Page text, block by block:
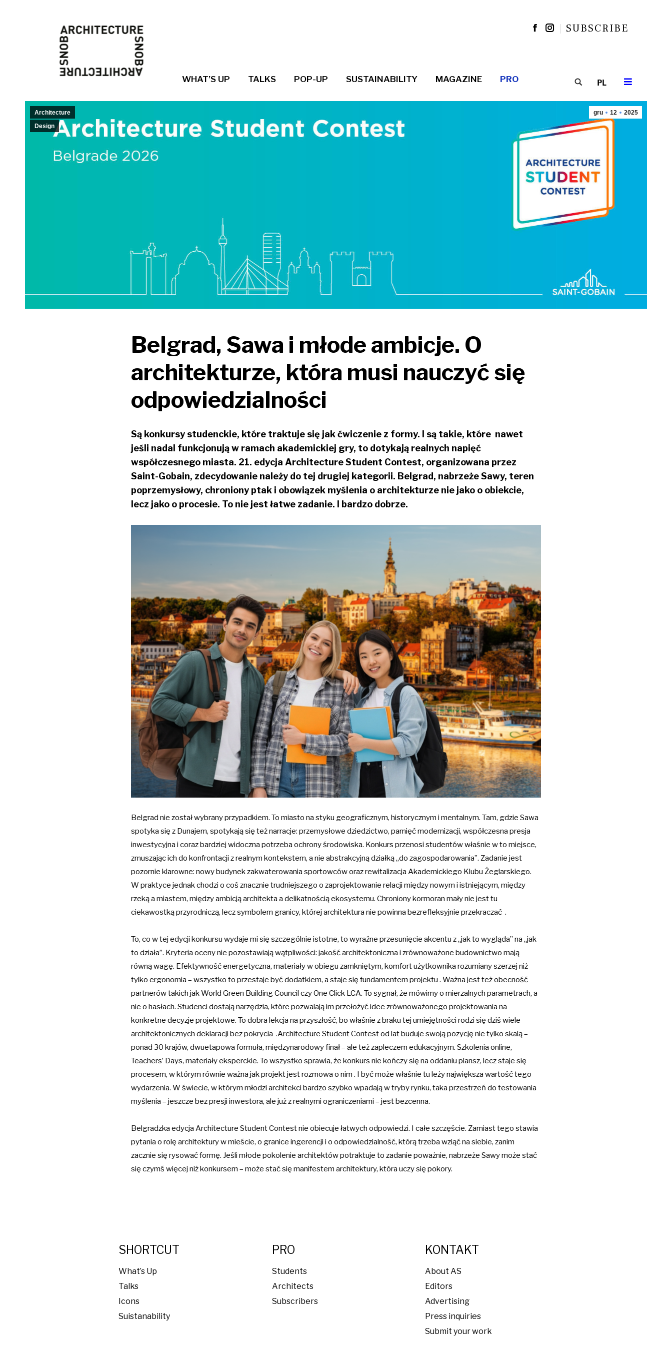
Facebook
InstagramSUBSCRIBE
WHAT’S UP TALKS POP-UP SUSTAINABILITY MAGAZINE PRO
Search:
gru 12 2025
Architecture
Design
Belgrad, Sawa i młode ambicje. O
architekturze, która musi nauczyć się
odpowiedzialności
Są konkursy studenckie, które traktuje się jak ćwiczenie z formy. I są takie, które nawet
jeśli nadal funkcjonują w ramach akademickiej gry, to dotykają realnych napięć
współczesnego miasta. 21. edycja Architecture Student Contest, organizowana przez
Saint-Gobain, zdecydowanie należy do tej drugiej kategorii. Belgrad, nabrzeże Sawy, teren
poprzemysłowy, chroniony ptak i obowiązek myślenia o architekturze nie jako o obiekcie,
lecz jako o procesie. To nie jest łatwe zadanie. I bardzo dobrze.
Belgrad nie został wybrany przypadkiem. To miasto na styku geograficznym, historycznym i mentalnym. Tam, gdzie Sawa
spotyka się z Dunajem, spotykają się też narracje: przemysłowe dziedzictwo, pamięć modernizacji, współczesna presja
inwestycyjna i coraz bardziej widoczna potrzeba ochrony środowiska. Konkurs przenosi studentów właśnie w to miejsce,
zmuszając ich do konfrontacji z realnym kontekstem, a nie abstrakcyjną działką „do zagospodarowania”. Zadanie jest
pozornie klarowne: nowy budynek zakwaterowania sportowców oraz rewitalizacja Akademickiego Klubu Żeglarskiego.
W praktyce jednak chodzi o coś znacznie trudniejszego o zaprojektowanie relacji między nowym i istniejącym, między
rzeką a miastem, między ambicją architekta a delikatnością ekosystemu. Chroniony kormoran mały nie jest tu
ciekawostką przyrodniczą, lecz symbolem granicy, której architektura nie powinna bezrefleksyjnie przekraczać .
To, co w tej edycji konkursu wydaje mi się szczególnie istotne, to wyraźne przesunięcie akcentu z „jak to wygląda” na „jak
to działa”. Kryteria oceny nie pozostawiają wątpliwości: jakość architektoniczna i zrównoważone budownictwo mają
równą wagę. Efektywność energetyczna, materiały w obiegu zamkniętym, komfort użytkownika rozumiany szerzej niż
tylko ergonomia – wszystko to przestaje być dodatkiem, a staje się fundamentem projektu .Ważna jest też obecność
partnerów takich jak World Green Building Council czy One Click LCA. To sygnał, że mówimy o mierzalnych parametrach, a
nie o hasłach. Studenci dostają narzędzia, które pozwalają im przełożyć idee zrównoważonego projektowania na
konkretne decyzje projektowe. To dobra lekcja na przyszłość, bo właśnie z braku tej umiejętności rodzi się dziś wiele
architektonicznych deklaracji bez pokrycia .Architecture Student Contest od lat buduje swoją pozycję nie tylko skalą –
ponad 30 krajów, dwuetapowa formuła, międzynarodowy finał – ale też zapleczem edukacyjnym. Szkolenia online,
Teachers’ Days, materiały eksperckie. To wszystko sprawia, że konkurs nie kończy się na oddaniu plansz, lecz staje się
procesem, w którym równie ważna jak projekt jest rozmowa o nim . I być może właśnie tu leży największa wartość tego
wydarzenia. W świecie, w którym młodzi architekci bardzo szybko wpadają w tryby rynku, taka przestrzeń do testowania
myślenia – jeszcze bez presji inwestora, ale już z realnymi ograniczeniami – jest bezcenna.
Belgradzka edycja Architecture Student Contest nie obiecuje łatwych odpowiedzi. I całe szczęście. Zamiast tego stawia
pytania o rolę architektury w mieście, o granice ingerencji i o odpowiedzialność, którą trzeba wziąć na siebie, zanim
zacznie się rysować formę. Jeśli młode pokolenie architektów potraktuje to zadanie poważnie, nabrzeże Sawy może stać
się czymś więcej niż konkursem – może stać się manifestem architektury, która uczy się pokory.
SHORTCUT
What’s Up
Talks
Icons
Suistanability
PRO
Students
Architects
Subscribers
KONTAKT
About AS
Editors
Advertising
Press inquiries
Submit your work
Search: